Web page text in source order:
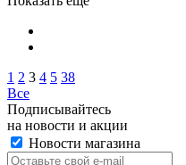
1 2 3 4 5 38
Все
Подписывайтесь
на новости и акции
Новости магазина